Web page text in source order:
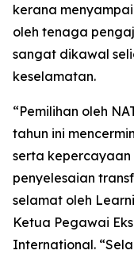
kerana
oleh tenaga
sangat dikawal
keselamatan.
“Pemilihan oleh
tahun ini
serta
penyelesaian
selamat oleh
Ketua Pegawai
International.